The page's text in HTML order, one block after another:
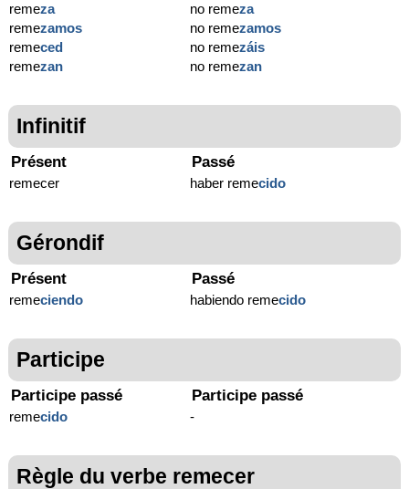
remeza
remezamos
remeced
remezan
no remeza
no remezamos
no remezáis
no remezan
Infinitif
Présent
remecer
Passé
haber remecido
Gérondif
Présent
remeciendo
Passé
habiendo remecido
Participe
Participe passé
remecido
Participe passé
-
Règle du verbe remecer